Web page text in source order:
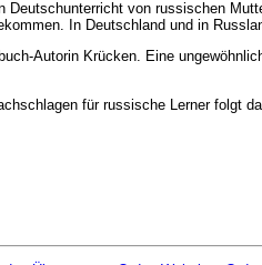
von russischen
In Deutschland und in
Autorin Krücken. Eine
für russische Lerner folgt